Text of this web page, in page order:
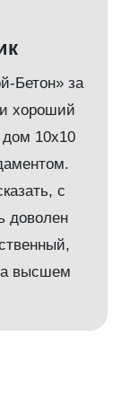
Бетон» за
и хороший
10х10
с
доволен
высшем